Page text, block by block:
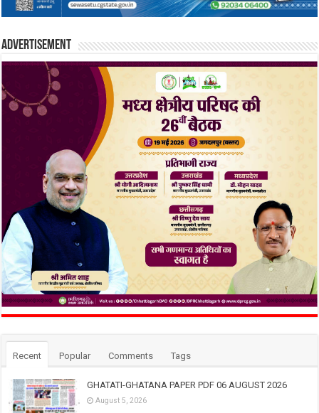
Advertisement
Recent Popular Comments Tags
GHATATI-GHATANA PAPER PDF 06 AUGUST 2026
August 5, 2026